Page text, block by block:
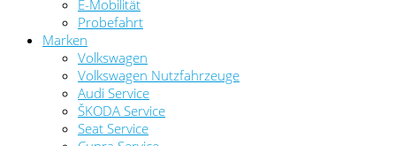
E-Mobilität
Probefahrt
Marken
Volkswagen
Volkswagen Nutzfahrzeuge
Audi Service
ŠKODA Service
Seat Service